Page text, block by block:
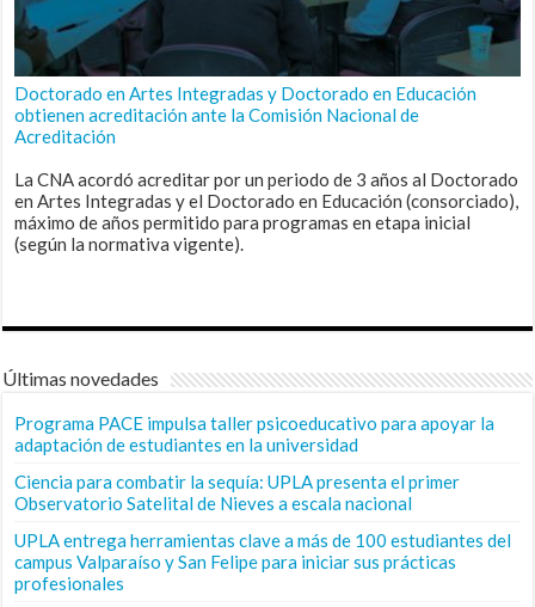
Doctorado en Artes Integradas y Doctorado en Educación
obtienen acreditación ante la Comisión Nacional de
Acreditación
La CNA acordó acreditar por un periodo de 3 años al Doctorado
en Artes Integradas y el Doctorado en Educación (consorciado),
máximo de años permitido para programas en etapa inicial
(según la normativa vigente).
Últimas novedades
Programa PACE impulsa taller psicoeducativo para apoyar la
adaptación de estudiantes en la universidad
Ciencia para combatir la sequía: UPLA presenta el primer
Observatorio Satelital de Nieves a escala nacional
UPLA entrega herramientas clave a más de 100 estudiantes del
campus Valparaíso y San Felipe para iniciar sus prácticas
profesionales